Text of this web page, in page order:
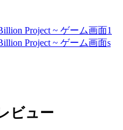
ビュー